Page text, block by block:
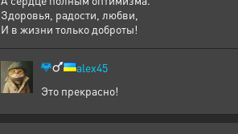
Здоровья, радости, любви,
И в жизни только доброты!
alex45
Это прекрасно!